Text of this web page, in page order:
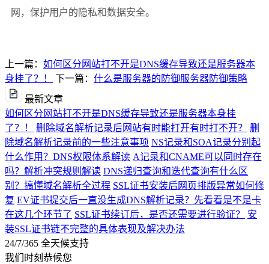
网，保护用户的隐私和数据安全。
上一篇： 如何区分网站打不开是DNS缓存导致还是服务器本
身挂了？！
下一篇： 什么是服务器的防御服务器防御策略
最新文章
如何区分网站打不开是DNS缓存导致还是服务器本身挂
了？！
删除域名解析记录后网站有时能打开有时打不开？
删
除域名解析记录前的一些注意事项 NS记录和SOA记录分别起
什么作用？DNS权限体系解读 A记录和CNAME可以同时存在
吗？解析冲突规则解读 DNS递归查询和迭代查询有什么区
别？搞懂域名解析全过程 SSL证书安装后网页排版异常如何修
复 EV证书提交后一直没生成DNS解析记录？先看看是不是卡
在这几个环节了 SSL证书续订后，是否还需要进行验证？
安
装SSL证书链不完整的具体表现及解决办法
24/7/365 全天候支持
我们时刻恭候您